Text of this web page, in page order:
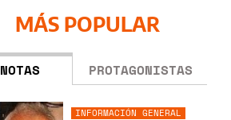
MÁS POPULAR
NOTAS PROTAGONISTAS
INFORMACIÓN GENERAL